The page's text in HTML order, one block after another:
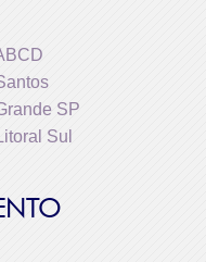
SP
Sul